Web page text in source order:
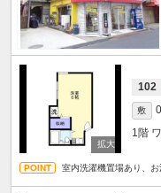
102
敷
1階
室内洗濯機置場あり、